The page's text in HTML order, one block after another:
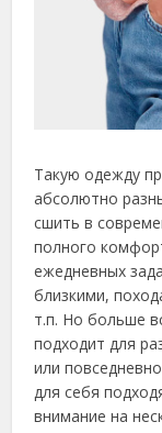
Такую одежду
абсолютно
сшить в
полного
ежедневных
близкими,
т.п. Но больше
подходит для
или
для себя
внимание на